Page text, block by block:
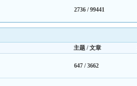
2736 /99441
主题 / 文章
647 /3662